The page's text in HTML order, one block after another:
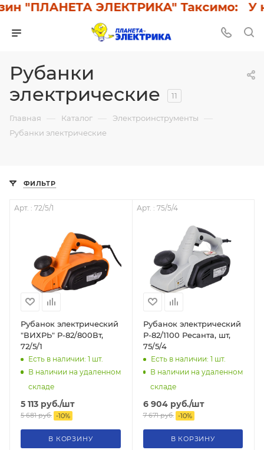
"ПЛАНЕТА ЭЛЕКТРИКА" Таксимо: У
Рубанки
электрические
11
Главная — Каталог — Электроинструменты —
Рубанки электрические
ФИЛЬТР
Арт. : 72/5/1
Рубанок электрический
"ВИХРЬ" P-82/800Вт,
72/5/1
Есть в наличии: 1 шт.
В наличии на удаленном
складе
5 113 руб./шт
5 681руб. -10%
В КОРЗИНУ
Арт. : 75/5/4
Рубанок электрический
Р-82/1100 Ресанта, шт,
75/5/4
Есть в наличии: 1 шт.
В наличии на удаленном
складе
6 904руб./шт
7 671руб. -10%
В КОРЗИНУ